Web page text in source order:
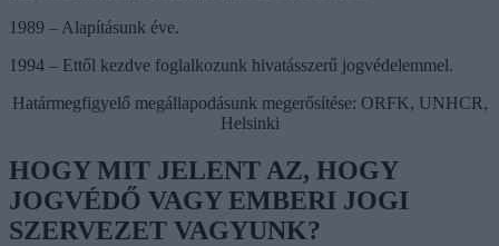
1989 – Alapításunk éve.
1994 – Ettől kezdve foglalkozunk hivatásszerű jogvédelemmel.
Határmegfigyelő megállapodásunk megerősítése: ORFK, UNHCR,
Helsinki
HOGY MIT JELENT AZ, HOGY
JOGVÉDŐ VAGY EMBERI JOGI
SZERVEZET VAGYUNK?